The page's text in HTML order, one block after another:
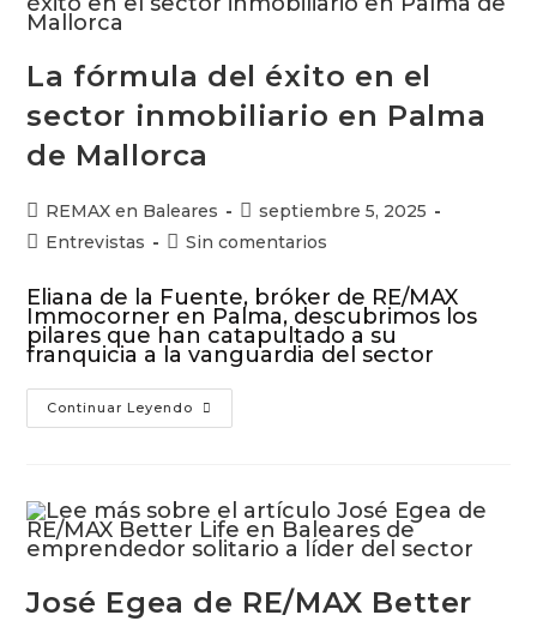
La fórmula del éxito en el
sector inmobiliario en Palma
de Mallorca
REMAX en Baleares
septiembre 5, 2025
Entrevistas
Sin comentarios
Eliana de la Fuente, bróker de RE/MAX
Immocorner en Palma, descubrimos los
pilares que han catapultado a su
franquicia a la vanguardia del sector
Continuar Leyendo
José Egea de RE/MAX Better